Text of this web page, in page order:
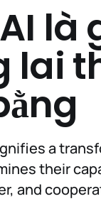
lai
a
their
and